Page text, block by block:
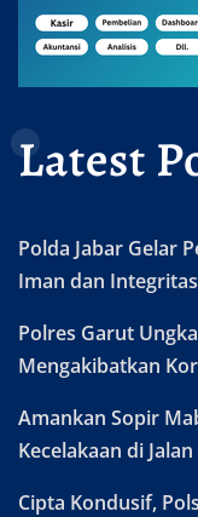
Latest
Polda Jabar Gelar
Iman dan
Polres Garut
Mengakibatkan
Amankan Sopir
Kecelakaan di
Cipta Kondusif,